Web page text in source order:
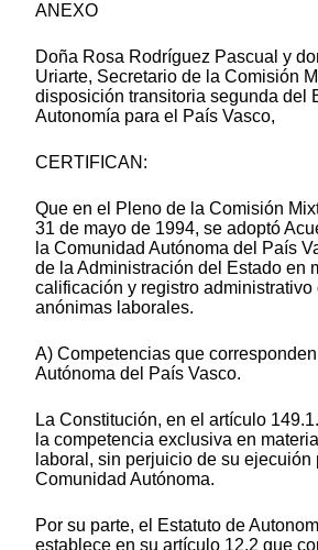
ANEXO
Doña Rosa Rodríguez Pascual y
Uriarte, Secretario de la Comisión
disposición transitoria segunda del
Autonomía para el País Vasco,
CERTIFICAN:
Que en el Pleno de la Comisión
31 de mayo de 1994, se adoptó
la Comunidad Autónoma del País
de la Administración del Estado en
calificación y registro
anónimas laborales.
A) Competencias que
Autónoma del País Vasco.
La Constitución, en el artículo
la competencia exclusiva en
laboral, sin perjuicio de su ejecuión
Comunidad Autónoma.
Por su parte, el Estatuto de
establece en su artículo 12.2 que